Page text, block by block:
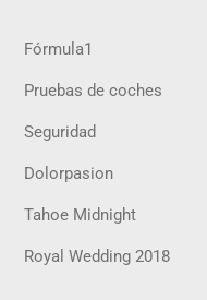
Fórmula1
Pruebas de coches
Seguridad
Dolorpasion
Tahoe Midnight
Royal Wedding 2018